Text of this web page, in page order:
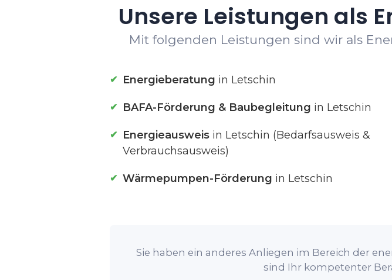
Unsere Leistungen als
Mit folgenden Leistungen sind wir als
Energieberatung in Letschin
BAFA-Förderung & Baubegleitung in Letschin
Energieausweis in Letschin (Bedarfsausweis &
Verbrauchsausweis)
Wärmepumpen-Förderung in Letschin
Sie haben ein anderes Anliegen im Bereich der
sind Ihr kompetenter